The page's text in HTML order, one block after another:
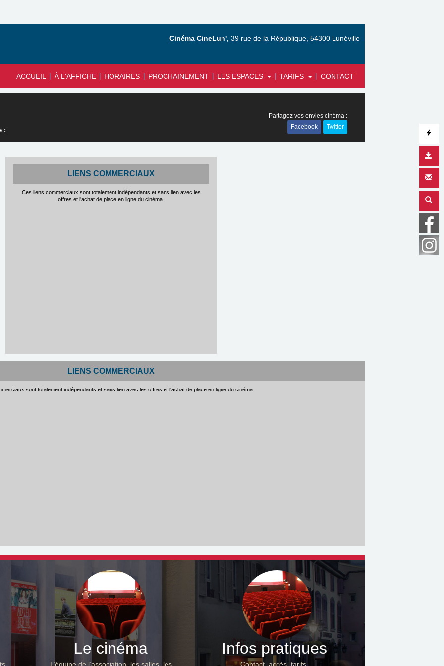
ACCUEIL | À L'AFFICHE | HORAIRES | PROCHAINEMENT | LES ESPACES | TARIFS | CONTACT
Cinéma CineLun', 39 rue de la République, 54300 Lunéville
:
Partagez vos envies cinéma :
Facebook
Twitter
LIENS COMMERCIAUX
Ces liens commerciaux sont totalement indépendants et sans lien avec les
offres et l'achat de place en ligne du cinéma.
LIENS COMMERCIAUX
sont totalement indépendants et sans lien avec les offres et l'achat de place en ligne du cinéma.
Le cinéma
L’équipe de l’association, les salles, les
Infos pratiques
Contact, accès, tarifs…